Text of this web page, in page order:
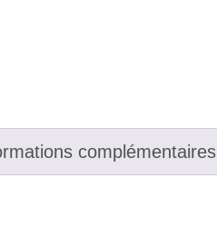
complémentaires